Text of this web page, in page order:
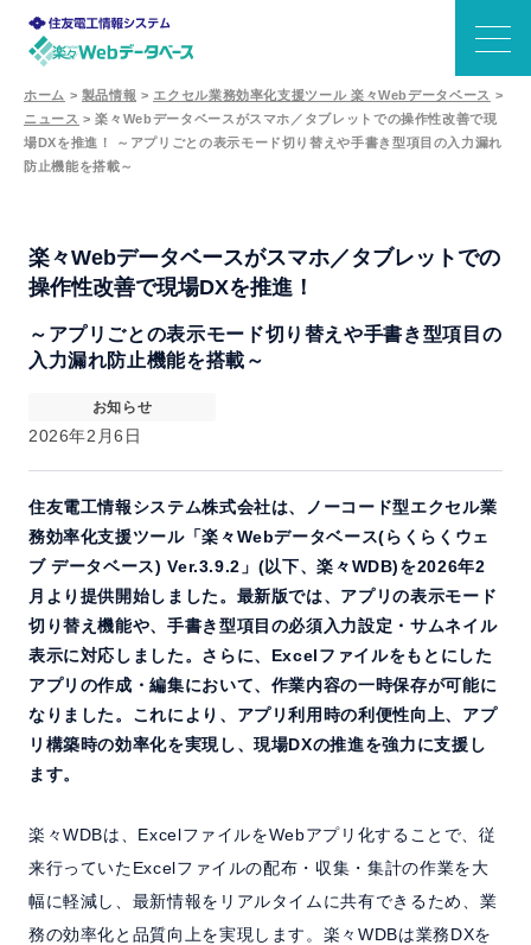
できること
機能
事例
価格
サポート
よくある質問
セミナー
マニュアル
資料請求
ホーム製品情報会社情報採用情報
ホーム > 製品情報 > エクセル業務効率化支援ツール 楽々Webデータベース >
ニュース >楽々Webデータベースがスマホ／タブレットでの操作性改善で現
場DXを推進！ ～アプリごとの表示モード切り替えや手書き型項目の入力漏れ
防止機能を搭載～
楽々Webデータベースがスマホ／タブレットでの
操作性改善で現場DXを推進！
～アプリごとの表示モード切り替えや手書き型項目の
入力漏れ防止機能を搭載～
お知らせ
2026年2月6日
住友電工情報システム株式会社は、ノーコード型エクセル業
務効率化支援ツール「楽々Webデータベース(らくらくウェ
ブ データベース) Ver.3.9.2」(以下、楽々WDB)を2026年2
月より提供開始しました。最新版では、アプリの表示モード
切り替え機能や、手書き型項目の必須入力設定・サムネイル
表示に対応しました。さらに、Excelファイルをもとにした
アプリの作成・編集において、作業内容の一時保存が可能に
なりました。これにより、アプリ利用時の利便性向上、アプ
リ構築時の効率化を実現し、現場DXの推進を強力に支援し
ます。
楽々WDBは、ExcelファイルをWebアプリ化することで、従
来行っていたExcelファイルの配布・収集・集計の作業を大
幅に軽減し、最新情報をリアルタイムに共有できるため、業
務の効率化と品質向上を実現します。楽々WDBは業務DXを